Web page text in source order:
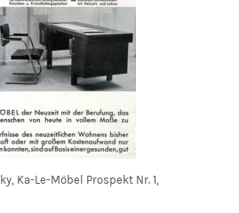
Ka-Le-Möbel Prospekt Nr. 1,